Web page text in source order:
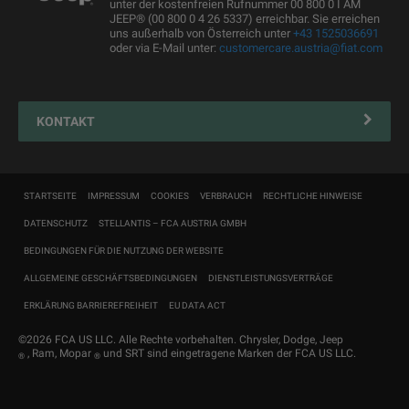
Servicepartner finden
Reifen
Fahrzeugimport
COC
Typenscheinduplikat
unter der kostenfreien Rufnummer 00 800 0 I AM
JEEP® (00 800 0 4 26 5337) erreichbar. Sie erreichen
uns außerhalb von Österreich unter +43 1525036691
oder via E-Mail unter: customercare.austria@fiat.com
KONTAKT
STARTSEITE IMPRESSUM COOKIES VERBRAUCH RECHTLICHE HINWEISE
DATENSCHUTZ STELLANTIS – FCA AUSTRIA GMBH
BEDINGUNGEN FÜR DIE NUTZUNG DER WEBSITE
ALLGEMEINE GESCHÄFTSBEDINGUNGEN DIENSTLEISTUNGSVERTRÄGE
ERKLÄRUNG BARRIEREFREIHEIT EU DATA ACT
©2026 FCA US LLC. Alle Rechte vorbehalten. Chrysler, Dodge, Jeep
® , Ram, Mopar ® und SRT sind eingetragene Marken der FCA US LLC.